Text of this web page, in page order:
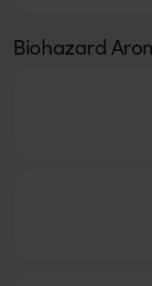
Biohazard